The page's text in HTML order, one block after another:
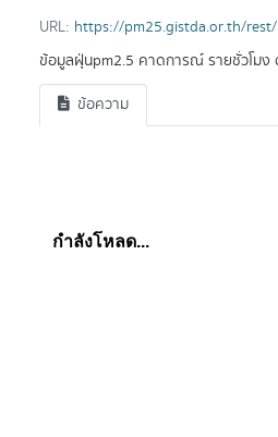
URL: https://pm25.gistda.or.th/rest/pred/
ข้อมูลฝุ่นpm2.5 คาดการณ์ รายชั่วโม
ข้อความ